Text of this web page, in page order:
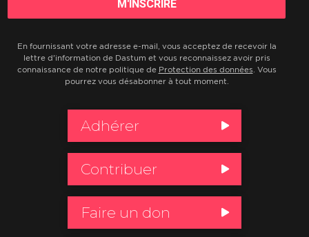
En fournissant votre adresse e-mail, vous acceptez de recevoir la
lettre d'information de Dastum et vous reconnaissez avoir pris
connaissance de notre politique de Protection des données . Vous
pourrez vous désabonner à tout moment.
Adhérer
Contribuer
Faire un don